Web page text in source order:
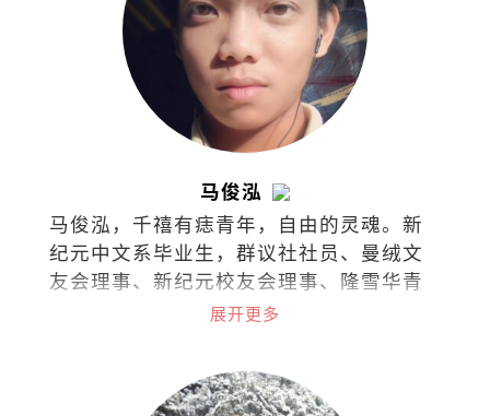
马俊泓
马俊泓，千禧有痣青年，自由的灵魂。新
纪元中文系毕业生，群议社社员、曼绒文
友会理事、新纪元校友会理事、隆雪华青
展开更多